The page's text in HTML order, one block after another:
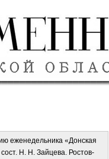
еженедельника «Донская
Н. Н. Зайцева. Ростов-